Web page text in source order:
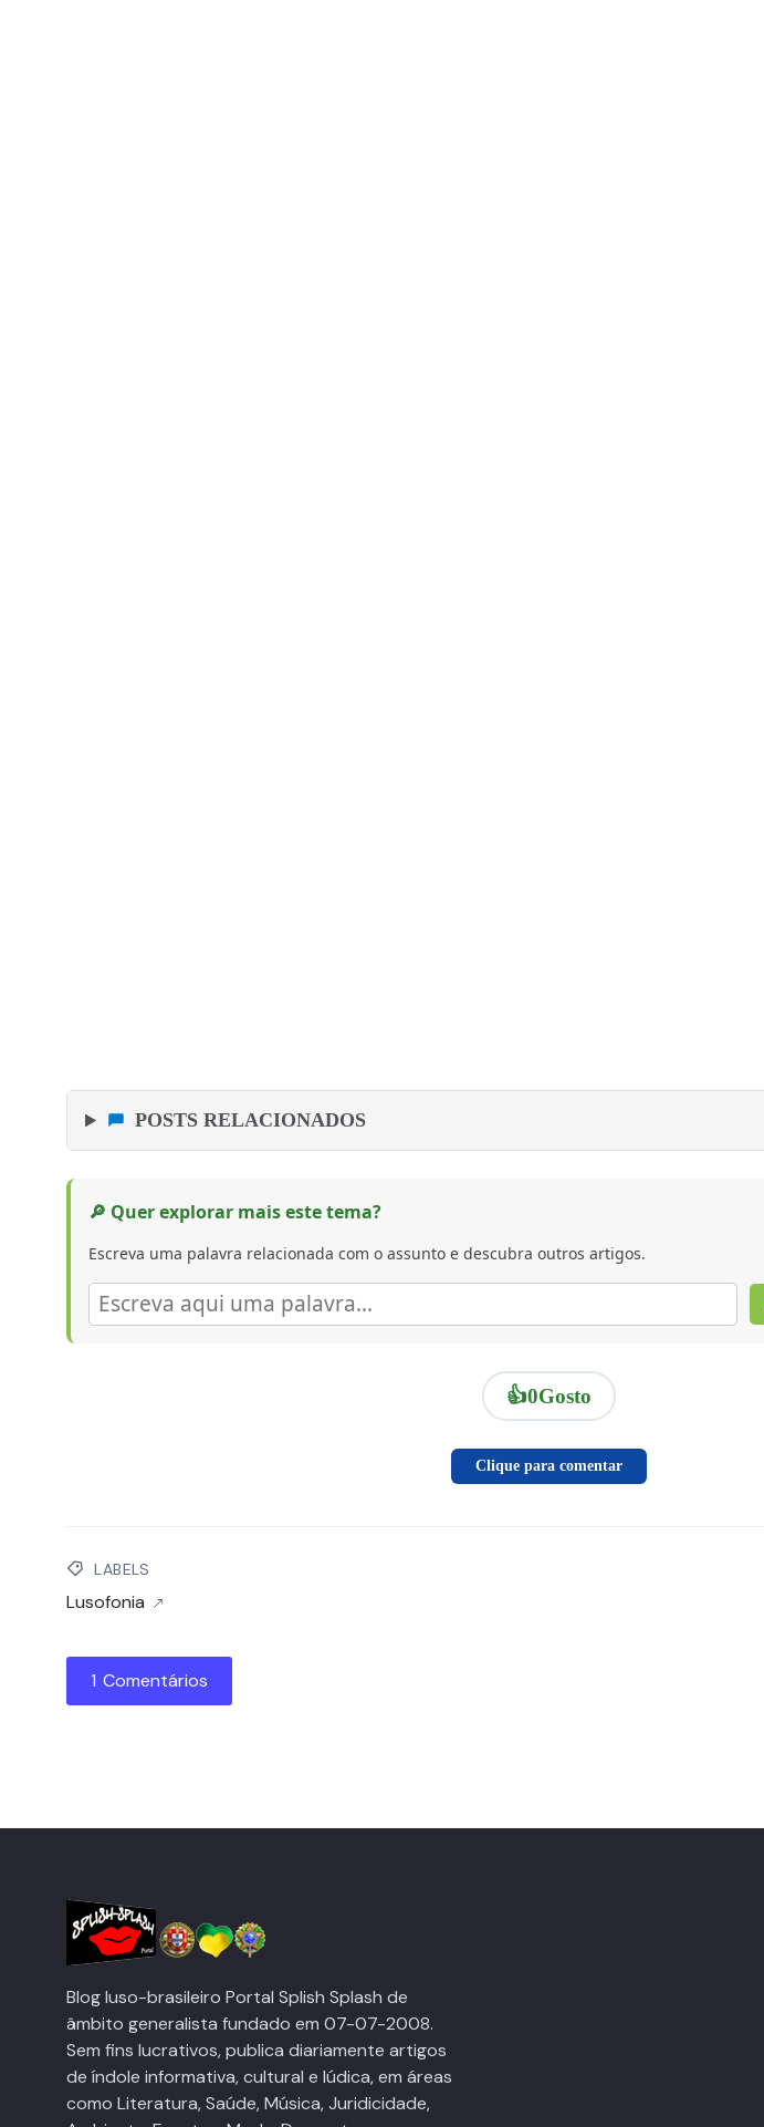
POSTS RELACIONADOS
🔎 Quer explorar mais este tema?
Escreva uma palavra relacionada com o assunto e descubra outros artigos.
👍0Gosto
Clique para comentar
LABELS
Lusofonia
1 Comentários
Blog luso-brasileiro Portal Splish Splash de
âmbito generalista fundado em 07-07-2008.
Sem fins lucrativos, publica diariamente artigos
de índole informativa, cultural e lúdica, em áreas
como Literatura, Saúde, Música, Juridicidade,